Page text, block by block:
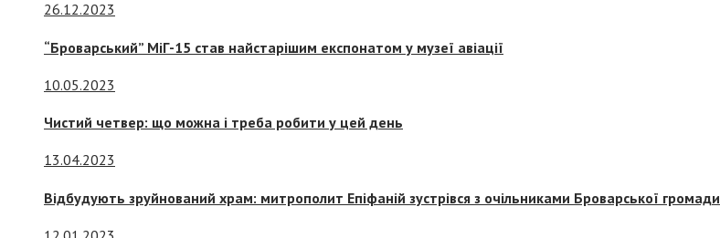
26.12.2023
“Броварський” МіГ-15 став найстарішим експонатом у музеї авіації
10.05.2023
Чистий четвер: що можна і треба робити у цей день
13.04.2023
Відбудують зруйнований храм: митрополит Епіфаній зустрівся з очільниками Броварської громади